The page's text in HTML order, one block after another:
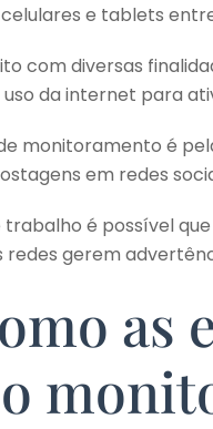
e tablets
com diversas
uso da internet para
monitoramento é
em redes
trabalho é possível
redes gerem
as